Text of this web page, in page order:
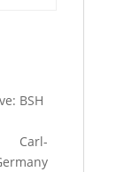
BSH
Carl-